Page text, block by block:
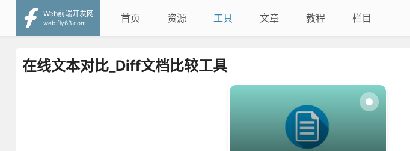
Web前端开发网
web.fly63.com
首页 资源 工具 文章 教程 栏目
在线文本对比_Diff文档比较工具